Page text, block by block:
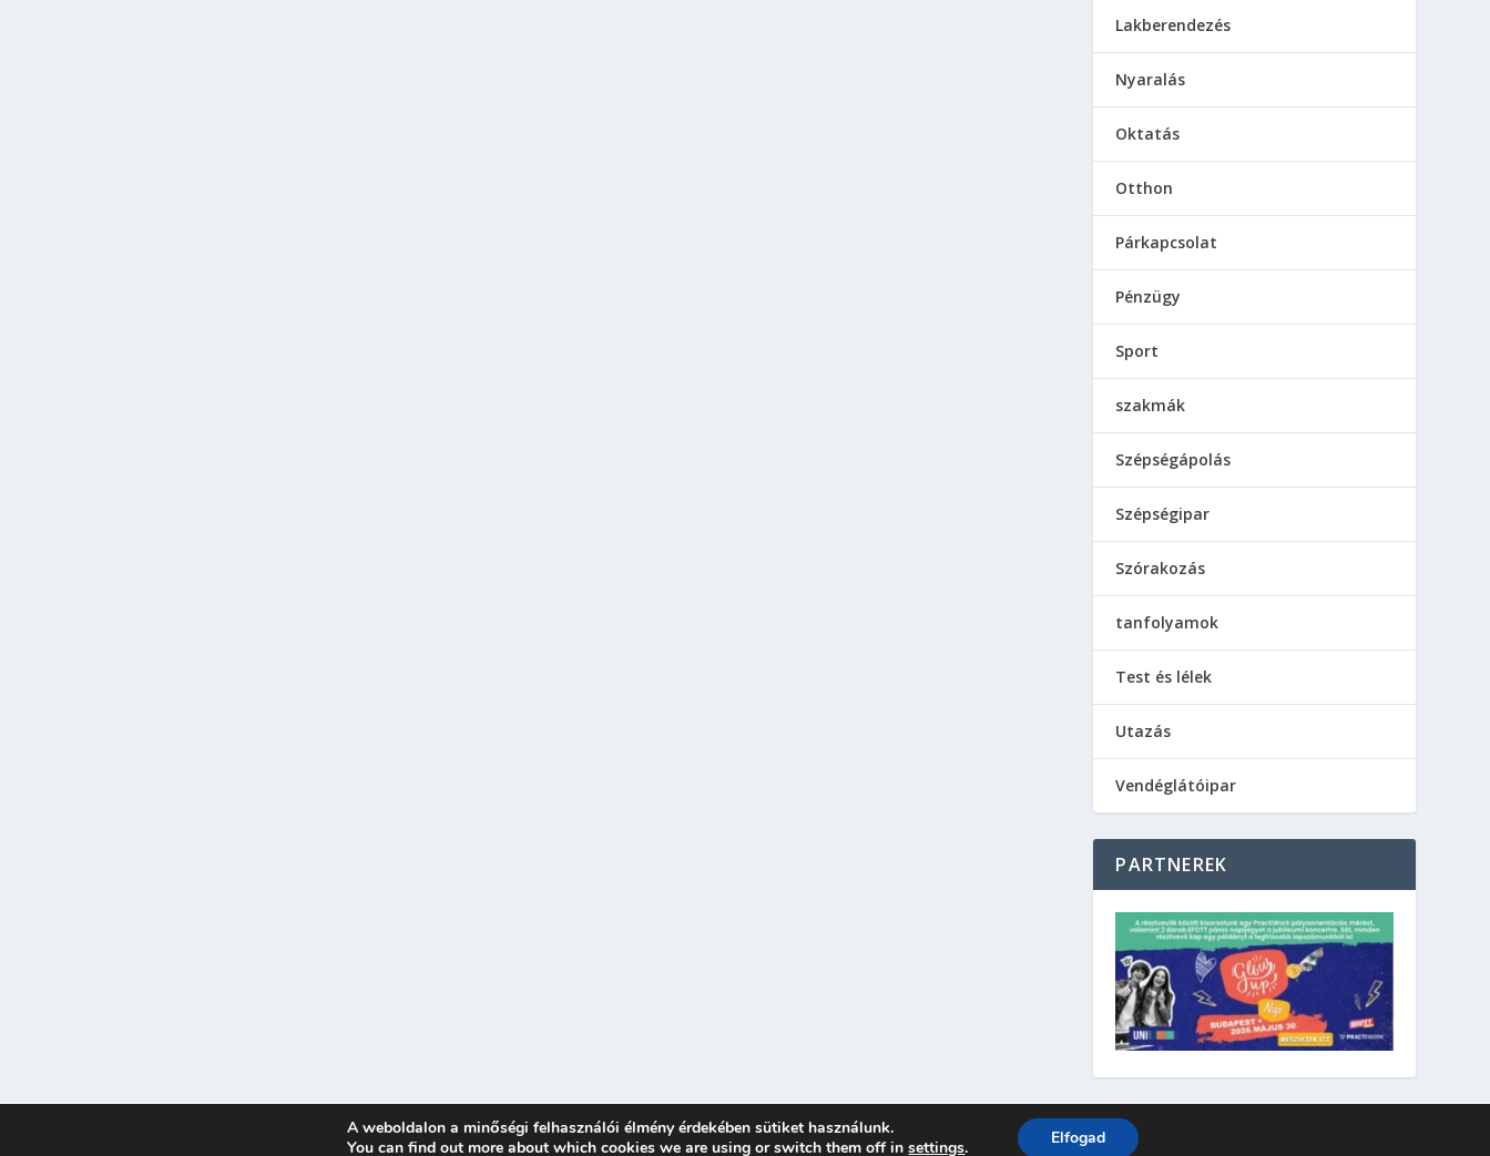
Lakberendezés
Nyaralás
Oktatás
Otthon
Párkapcsolat
Pénzügy
Sport
szakmák
Szépségápolás
Szépségipar
Szórakozás
tanfolyamok
Test és lélek
Utazás
Vendéglátóipar
PARTNEREK
| Üzemeltető: WordPress
A weboldalon a minőségi felhasználói élmény érdekében sütiket használunk.
You can find out more about which cookies we are using or switch them off insettings. Elfogad